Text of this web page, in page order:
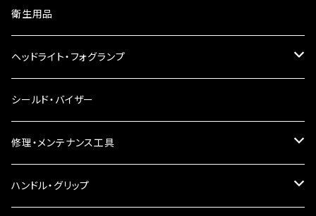
ウインカーレンズ
LEDウインカー
電球型ウインカー
バードゲージウインカー
ウインカークランプ
衛生用品
ヘッドライト・フォグランプ
ヘッドライト
フォグランプ
配線・リレー
シールド・バイザー
修理・メンテナンス工具
インテークマニホールド
ハンドル・グリップ